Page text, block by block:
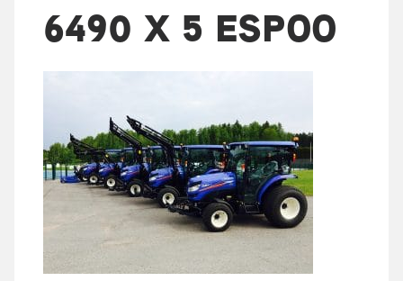
6490 X 5 ESPOO